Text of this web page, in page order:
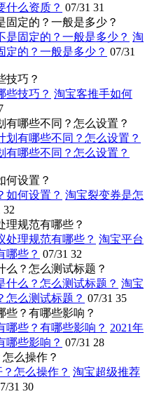
什么资质？ 07/31 31
固定的？一般是多少？
淘
定的？一般是多少？ 07/31
技巧？
淘宝客推手如何
有哪些不同？怎么设置？
有哪些不同？怎么设置？
何设置？
淘宝裂变券是怎
32
理规范有哪些？
淘宝平台
哪些？ 07/31 32
么？怎么测试标题？
淘宝
怎么测试标题？ 07/31 35
些？有哪些影响？
2021年
哪些影响？ 07/31 28
么操作？
淘宝超级推荐
31 30